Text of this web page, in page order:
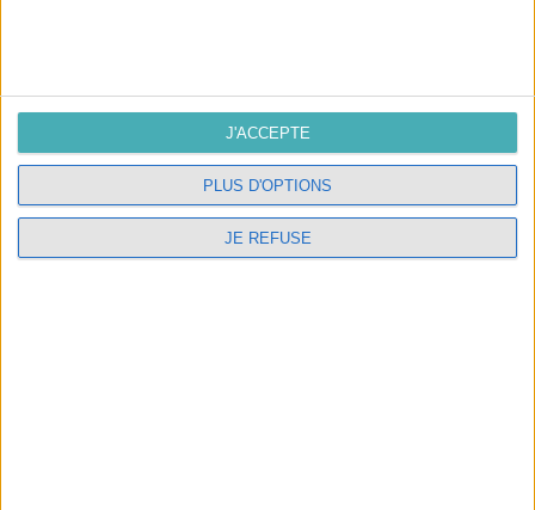
PLUS D'OPTIONS
JE REFUSE
J'ACCEPTE
L'atelier
10, route de Compostelle 37500
Candes Saint Martin
02.47.98.05.54
contact@interieurlumiere.com